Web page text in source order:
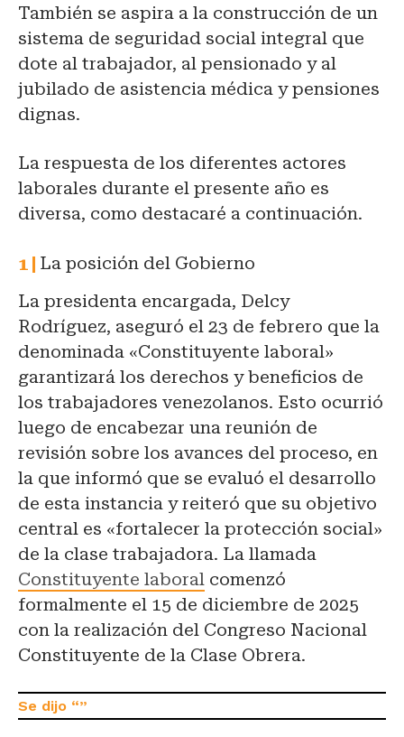
También se aspira a la construcción de un
sistema de seguridad social integral que
dote al trabajador, al pensionado y al
jubilado de asistencia médica y pensiones
dignas.
La respuesta de los diferentes actores
laborales durante el presente año es
diversa, como destacaré a continuación.
La posición del Gobierno
La presidenta encargada, Delcy
Rodríguez, aseguró el 23 de febrero que la
denominada «Constituyente laboral»
garantizará los derechos y beneficios de
los trabajadores venezolanos. Esto ocurrió
luego de encabezar una reunión de
revisión sobre los avances del proceso, en
la que informó que se evaluó el desarrollo
de esta instancia y reiteró que su objetivo
central es «fortalecer la protección social»
de la clase trabajadora. La llamada
Constituyente laboral comenzó
formalmente el 15 de diciembre de 2025
con la realización del Congreso Nacional
Constituyente de la Clase Obrera.